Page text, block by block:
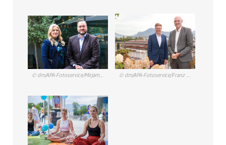
© dm/APA-Fotoservice/Mirjam Reither © dm/APA-Fotoservice/Franz Neumayr